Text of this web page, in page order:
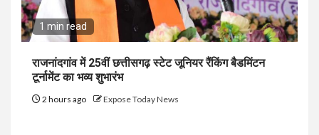
1 min read
राजनांदगांव में 25वीं छत्तीसगढ़ स्टेट जूनियर रैंकिंग बैडमिंटन
टूर्नामेंट का भव्य शुभारंभ
2 hours ago Expose Today News